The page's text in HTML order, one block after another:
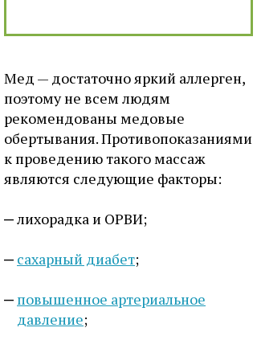
Мед — достаточно яркий аллерген,
поэтому не всем людям
рекомендованы медовые
обертывания. Противопоказаниями
к проведению такого массаж
являются следующие факторы:
лихорадка и ОРВИ;
сахарный диабет;
повышенное артериальное
давление;